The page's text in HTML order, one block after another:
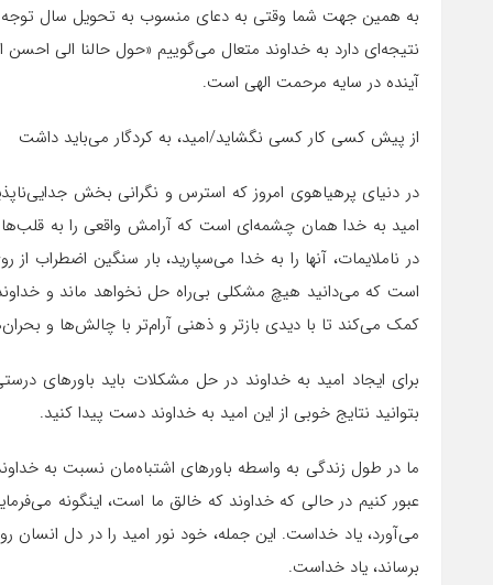
به همین جهت شما وقتی به دعای منسوب به تحویل سال توجه
نتیجه‌ای دارد به خداوند متعال می‌گوییم «حول حالنا الی
آینده در سایه مرحمت الهی است.
از پیش کسی کار کسی نگشاید/امید، به کردگار می‌باید داشت
در دنیای پرهیاهوی امروز که استرس و نگرانی بخش
امید به خدا همان چشمه‌ای است که آرامش واقعی را به
در ناملایمات، آنها را به خدا می‌سپارید، بار سنگین اضطراب
است که می‌دانید هیچ مشکلی بی‌راه حل نخواهد ماند و خداوند
کمک می‌کند تا با دیدی بازتر و ذهنی آرام‌تر با چالش‌ها و
برای ایجاد امید به خداوند در حل مشکلات باید باورهای
بتوانید نتایج خوبی از این امید به خداوند دست پیدا کنید.
ما در طول زندگی به واسطه باورهای اشتباه‌مان نسبت به
عبور کنیم در حالی که خداوند که خالق ما است، اینگونه
می‌آورد، یاد خداست. این جمله، خود نور امید را در دل
برساند، یاد خداست.